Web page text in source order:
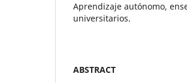
Aprendizaje autónomo,
universitarios.
ABSTRACT